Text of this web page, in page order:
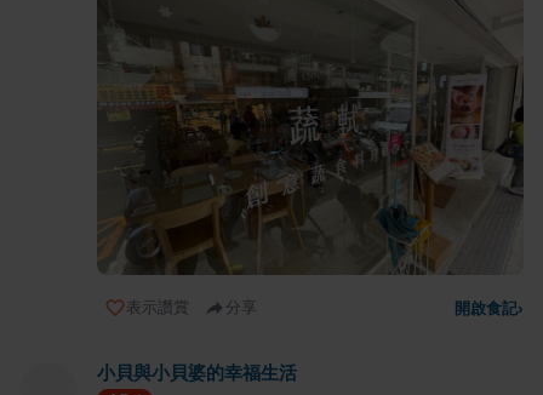
表示讚賞 分享 開啟食記›
小貝與小貝婆的幸福生活